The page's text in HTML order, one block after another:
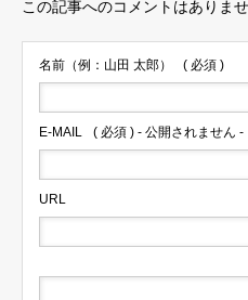
この記事へのコメントはありませ
名前（例：山田 太郎） ( 必須 )
E-MAIL ( 必須 ) - 公開されません -
URL